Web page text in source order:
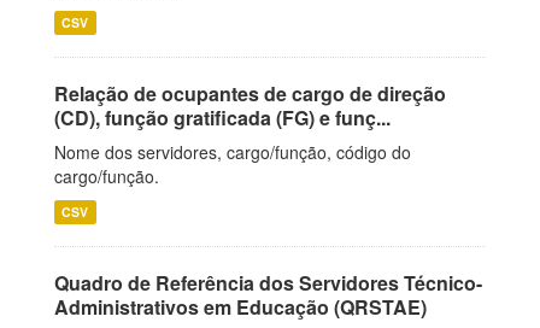
CSV
Relação de ocupantes de cargo de direção
(CD), função gratificada (FG) e funç...
Nome dos servidores, cargo/função, código do
cargo/função.
CSV
Quadro de Referência dos Servidores Técnico-
Administrativos em Educação (QRSTAE)